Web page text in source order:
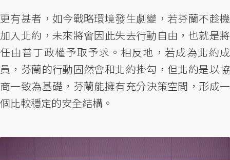
更有甚者，如今戰略環境發生劇變，若芬蘭不趁機
加入北約，未來將會因此失去行動自由，也就是將
任由普丁政權予取予求。相反地，若成為北約成
員，芬蘭的行動固然會和北約掛勾，但北約是以協
商一致為基礎，芬蘭能擁有充分決策空間，形成一
個比較穩定的安全結構。